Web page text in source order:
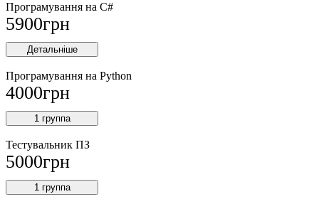
Програмування на C#
5900грн
Детальніше
Програмування на Python
4000грн
1 группа
Тестувальник ПЗ
5000грн
1 группа